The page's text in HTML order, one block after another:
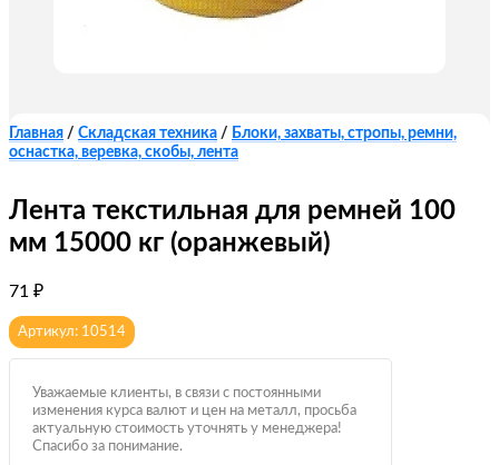
Главная / Складская техника / Блоки, захваты, стропы, ремни,
оснастка, веревка, скобы, лента
Лента текстильная для ремней 100
мм 15000 кг (оранжевый)
71 ₽
Артикул: 10514
Уважаемые клиенты, в связи с постоянными
изменения курса валют и цен на металл, просьба
актуальную стоимость уточнять у менеджера!
Спасибо за понимание.